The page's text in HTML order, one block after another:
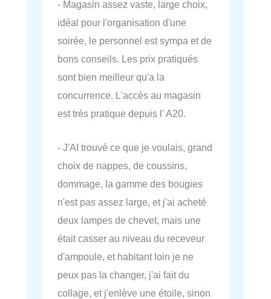
- Magasin assez vaste, large choix,
idéal pour l'organisation d'une
soirée, le personnel est sympa et de
bons conseils. Les prix pratiqués
sont bien meilleur qu'a la
concurrence. L'accès au magasin
est très pratique depuis l' A20.
- J'AI trouvé ce que je voulais, grand
choix de nappes, de coussins,
dommage, la gamme des bougies
n'est pas assez large, et j'ai acheté
deux lampes de chevet, mais une
était casser au niveau du receveur
d'ampoule, et habitant loin je ne
peux pas la changer, j'ai fait du
collage, et j'enlève une étoile, sinon